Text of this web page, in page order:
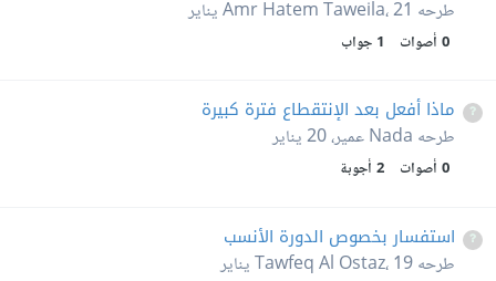
طرحه Amr Hatem Taweila،21 يناير
0 أصوات 1 جواب
ماذا أفعل بعد الإنتقطاع فترة كبيرة
طرحه Nada عمير ،20 يناير
0 أصوات 2 أجوبة
استفسار بخصوص الدورة الأنسب
طرحه Tawfeq Al Ostaz،19 يناير